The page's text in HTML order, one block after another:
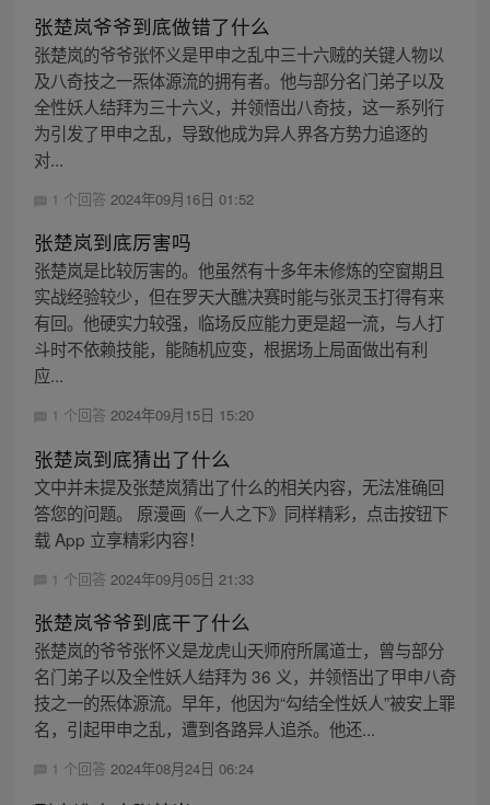
张楚岚爷爷到底做错了什么
张楚岚的爷爷张怀义是甲申之乱中三十六贼的关键人物以
及八奇技之一炁体源流的拥有者。他与部分名门弟子以及
全性妖人结拜为三十六义，并领悟出八奇技，这一系列行
为引发了甲申之乱，导致他成为异人界各方势力追逐的
对...
1 个回答 2024年09月16日 01:52
张楚岚到底厉害吗
张楚岚是比较厉害的。他虽然有十多年未修炼的空窗期且
实战经验较少，但在罗天大醮决赛时能与张灵玉打得有来
有回。他硬实力较强，临场反应能力更是超一流，与人打
斗时不依赖技能，能随机应变，根据场上局面做出有利
应...
1 个回答 2024年09月15日 15:20
张楚岚到底猜出了什么
文中并未提及张楚岚猜出了什么的相关内容，无法准确回
答您的问题。 原漫画《一人之下》同样精彩，点击按钮下
载 App 立享精彩内容！
1 个回答 2024年09月05日 21:33
张楚岚爷爷到底干了什么
张楚岚的爷爷张怀义是龙虎山天师府所属道士，曾与部分
名门弟子以及全性妖人结拜为 36 义，并领悟出了甲申八奇
技之一的炁体源流。早年，他因为“勾结全性妖人”被安上罪
名，引起甲申之乱，遭到各路异人追杀。他还...
1 个回答 2024年08月24日 06:24